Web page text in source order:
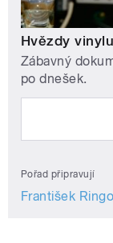
Hvězdy vinylu
Zábavný
po dnešek.
Pořad připravují
František